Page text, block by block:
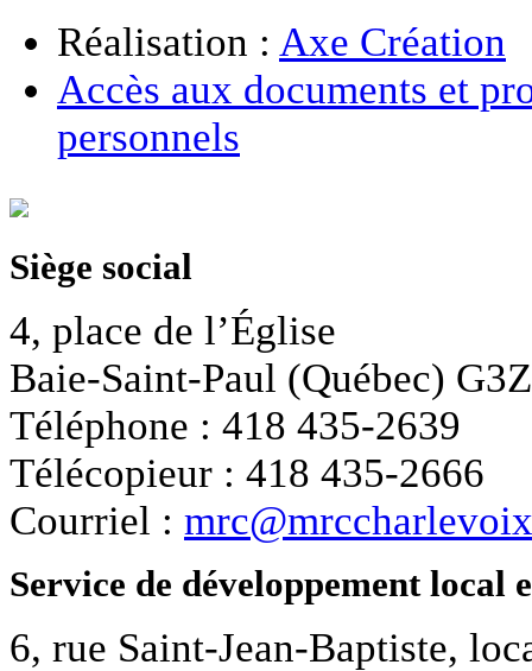
Réalisation : Axe Création
Accès aux documents et
personnels
Siège social
4, place de l’Église
Baie-Saint-Paul (Québec)
Téléphone : 418 435-2639
Télécopieur : 418 435-2666
Courriel :
Service de développement
6, rue Saint-Jean-Baptiste,